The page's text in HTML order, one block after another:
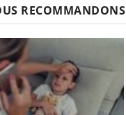
RECOMMANDONS